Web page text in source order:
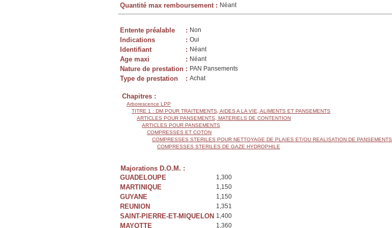
Quantité max remboursement : Néant
Entente préalable : Non
Indications : Oui
Identifiant : Néant
Age maxi : Néant
Nature de prestation : PAN Pansements
Type de prestation : Achat
Chapitres :
Arborescence LPP
TITRE 1 : DM POUR TRAITEMENTS, AIDES A LA VIE, ALIMENTS ET PANSEMENTS
ARTICLES POUR PANSEMENTS, MATERIELS DE CONTENTION
ARTICLES POUR PANSEMENTS
COMPRESSES ET COTON
COMPRESSES STERILES POUR NETTOYAGE DE PLAIES ET/OU REALISATION DE PANSEMENTS
COMPRESSES STERILES DE GAZE HYDROPHILE
Majorations D.O.M. :
GUADELOUPE
1,300
MARTINIQUE 1,150
GUYANE 1,150
REUNION 1,351
SAINT-PIERRE-ET-MIQUELON 1,400
MAYOTTE 1,360